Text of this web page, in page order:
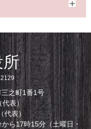
所
之町1番1号
代表）
表）
ら17時15分（土曜日・